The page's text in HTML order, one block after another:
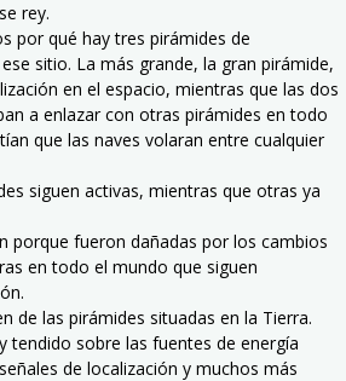
rey.
por qué hay tres pirámides de
sitio. La más grande, la gran pirámide,
en el espacio, mientras que las dos
a enlazar con otras pirámides en todo
que las naves volaran entre cualquier
siguen activas, mientras que otras ya
porque fueron dañadas por los cambios
en todo el mundo que siguen
de las pirámides situadas en la Tierra.
tendido sobre las fuentes de energía
de localización y muchos más